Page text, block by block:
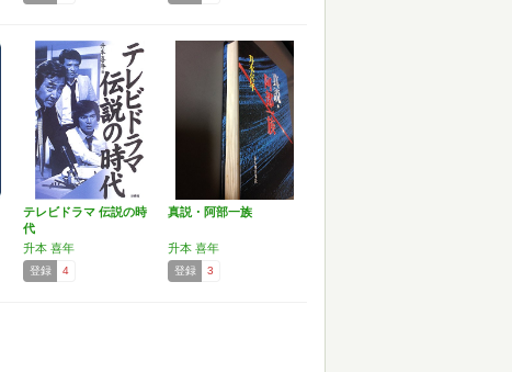
テレビドラマ 伝説の時
代
升本 喜年
登録 4
真説・阿部一族
升本 喜年
登録 3